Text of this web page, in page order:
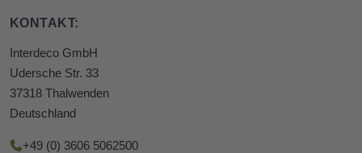
KONTAKT:
Interdeco GmbH
Udersche Str. 33
37318 Thalwenden
Deutschland
+49 (0) 3606 5062500